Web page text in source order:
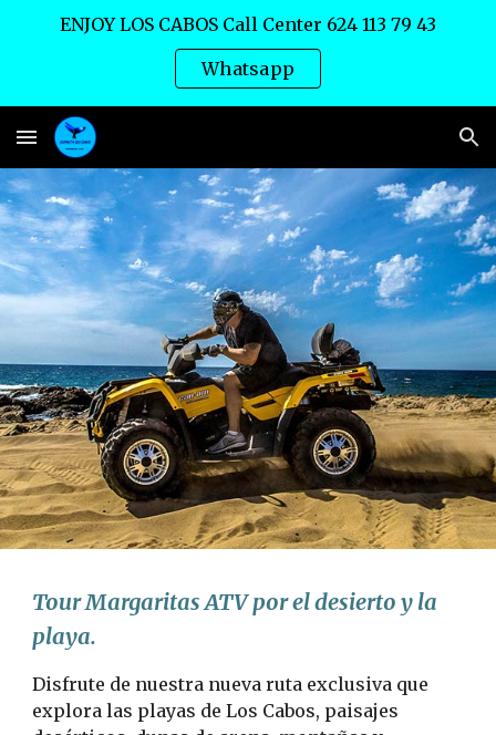
Skip to main content
ENJOY LOS CABOS Call Center 624 113 79 43
Whatsapp
Tour Margaritas ATV por el desierto y la
playa.
Disfrute de nuestra nueva ruta exclusiva que
explora las playas de Los Cabos, paisajes